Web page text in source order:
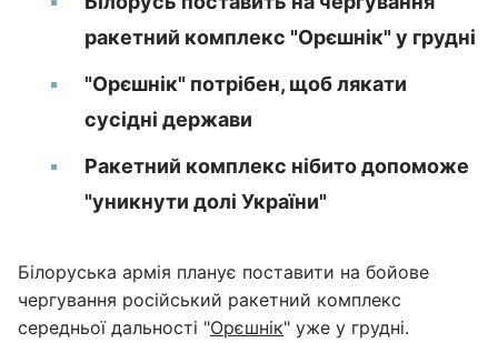
ракетний комплекс "Орєшнік" у грудні
"Орєшнік" потрібен, щоб лякати
сусідні держави
Ракетний комплекс нібито допоможе
"уникнути долі України"
Білоруська армія планує поставити на бойове
чергування російський ракетний комплекс
середньої дальності "Орєшнік" уже у грудні.